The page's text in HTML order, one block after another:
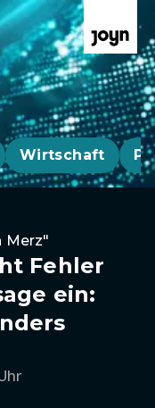
Wirtschaft
Merz"
Fehler
ein: